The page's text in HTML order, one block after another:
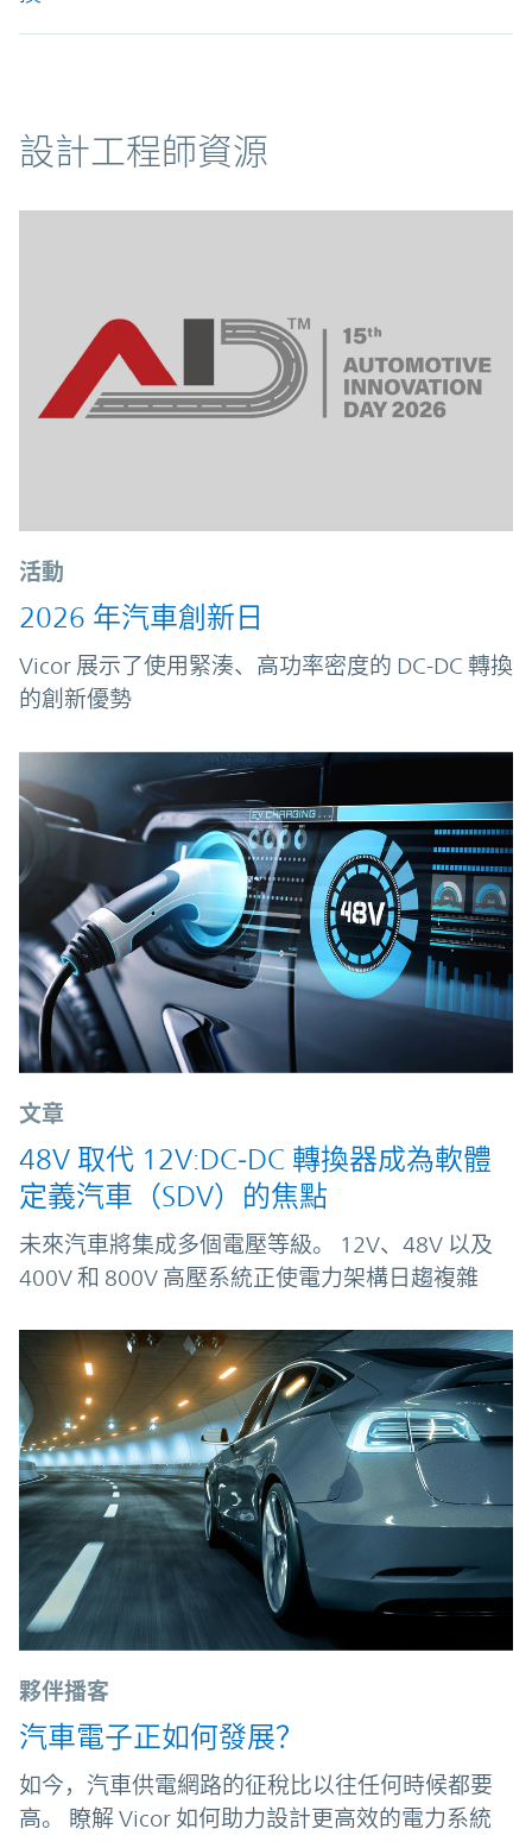
資源
設計工程師資源
活動
2026 年汽車創新日
Vicor 展示了使用緊湊、高功率密度的 DC-DC 轉換
的創新優勢
文章
48V 取代 12V:DC‑DC 轉換器成為軟體
定義汽車（SDV）的焦點
未來汽車將集成多個電壓等級。 12V、48V 以及
400V 和 800V 高壓系統正使電力架構日趨複雜
夥伴播客
汽車電子正如何發展？
如今，汽車供電網路的征稅比以往任何時候都要
高。 瞭解 Vicor 如何助力設計更高效的電力系統